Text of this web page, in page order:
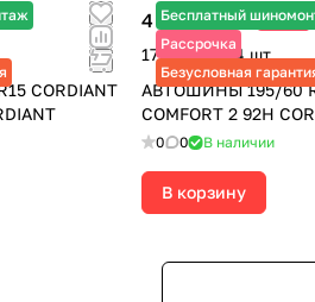
CORDIANT
Бесплатный
Рассрочка
Безусловная
4 330 ₽5 770 ₽ -25%
17 320 ₽ за 4 шт.
АВТОШИНЫ 195/60
COMFORT 2 92H
0 0 В наличии
В корзину